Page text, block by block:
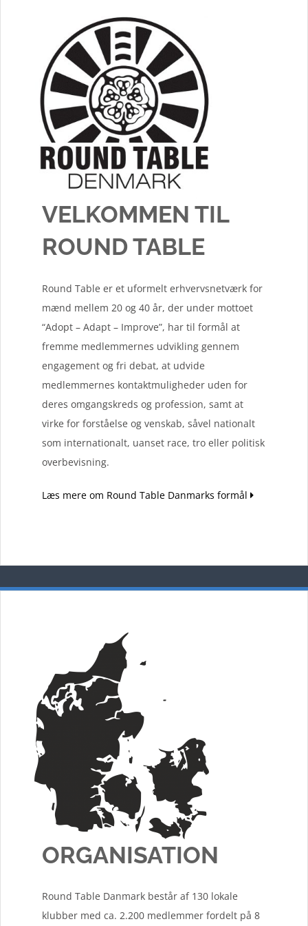
VELKOMMEN TIL
ROUND TABLE
Round Table er et uformelt erhvervsnetværk for
mænd mellem 20 og 40 år, der under mottoet
“Adopt – Adapt – Improve”, har til formål at
fremme medlemmernes udvikling gennem
engagement og fri debat, at udvide
medlemmernes kontaktmuligheder uden for
deres omgangskreds og profession, samt at
virke for forståelse og venskab, såvel nationalt
som internationalt, uanset race, tro eller politisk
overbevisning.
Læs mere om Round Table Danmarks formål
ORGANISATION
Round Table Danmark består af 130 lokale
klubber med ca. 2.200 medlemmer fordelt på 8